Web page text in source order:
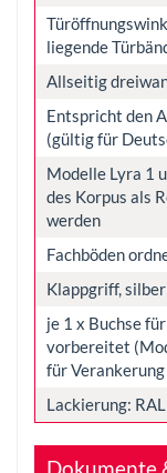
liegende
Allseitig
Entspricht den
(gültig für
Modelle Lyra 1
des Korpus als
werden
Fachböden
Klappgriff,
je 1 x Buchse
vorbereitet
für
Lackierung: